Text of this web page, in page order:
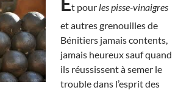
t pour les pisse-vinaigres
et autres grenouilles de
Bénitiers jamais contents,
jamais heureux sauf quand
ils réussissent à semer le
trouble dans l’esprit des